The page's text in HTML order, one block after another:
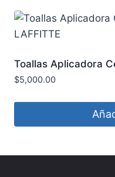
Toallas Aplicadora
LAFFITTE
$5,000.00